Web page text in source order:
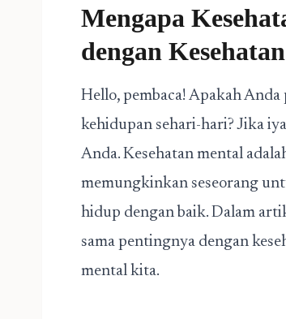
Mengapa
dengan
Hello, pembaca! Apakah Anda
kehidupan sehari-hari? Jika
Anda. Kesehatan mental
memungkinkan seseorang
hidup dengan baik. Dalam
sama pentingnya dengan
mental kita.